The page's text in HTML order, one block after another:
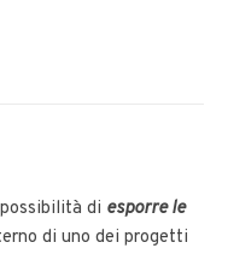
di esporre le
di uno dei progetti